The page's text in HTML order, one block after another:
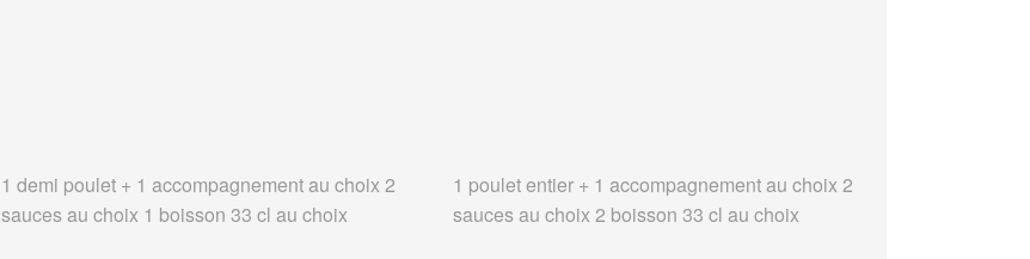
1 demi poulet + 1 accompagnement au choix 2
sauces au choix 1 boisson 33 cl au choix
1 poulet entier + 1 accompagnement au choix 2
sauces au choix 2 boisson 33 cl au choix